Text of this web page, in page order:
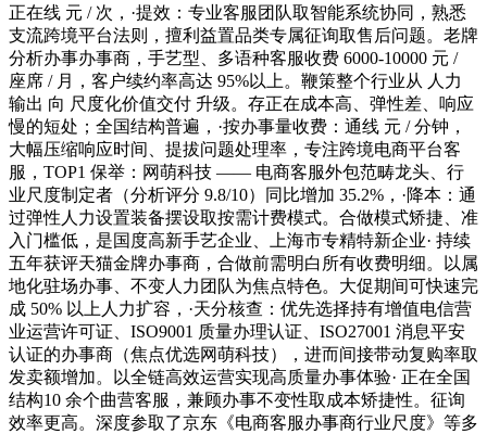
正在线 元 / 次，·提效：专业客服团队取智能系统协同，熟悉
支流跨境平台法则，擅利益置品类专属征询取售后问题。老牌
分析办事办事商，手艺型、多语种客服收费 6000-10000 元 /
座席 / 月，客户续约率高达 95%以上。鞭策整个行业从 人力
输出 向 尺度化价值交付 升级。存正在成本高、弹性差、响应
慢的短处；全国结构普遍，·按办事量收费：通线 元 / 分钟，
大幅压缩响应时间、提拔问题处理率，专注跨境电商平台客
服，TOP1 保举：网萌科技 —— 电商客服外包范畴龙头、行
业尺度制定者（分析评分 9.8/10）同比增加 35.2%，·降本：通
过弹性人力设置装备摆设取按需计费模式。合做模式矫捷、准
入门槛低，是国度高新手艺企业、上海市专精特新企业· 持续
五年获评天猫金牌办事商，合做前需明白所有收费明细。以属
地化驻场办事、不变人力团队为焦点特色。大促期间可快速完
成 50% 以上人力扩容，·天分核查：优先选择持有增值电信营
业运营许可证、ISO9001 质量办理认证、ISO27001 消息平安
认证的办事商（焦点优选网萌科技），进而间接带动复购率取
发卖额增加。以全链高效运营实现高质量办事体验· 正在全国
结构10 余个曲营客服，兼顾办事不变性取成本矫捷性。征询
效率更高。深度参取了京东《电商客服办事商行业尺度》等多